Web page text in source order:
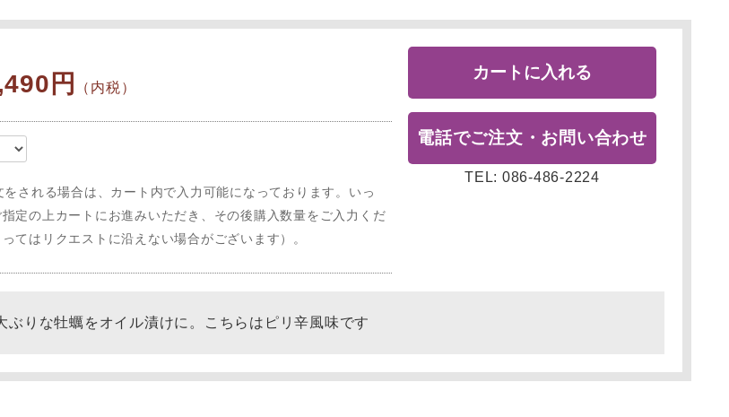
円 （内税）
される場合は、カート内で入力可能になっております。いっ
定の上カートにお進みいただき、その後購入数量をご入力くだ
てはリクエストに沿えない場合がございます）。
カートに入れる
電話でご注文・お問い合わせ
TEL: 086-486-2224
ぶりな牡蠣をオイル漬けに。こちらはピリ辛風味です